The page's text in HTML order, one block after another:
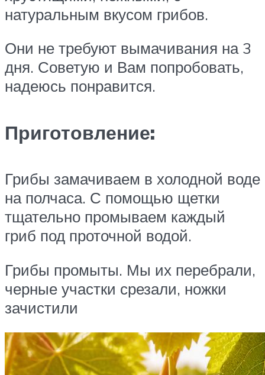
натуральным вкусом грибов.
Они не требуют вымачивания на 3
дня. Советую и Вам попробовать,
надеюсь понравится.
Приготовление:
Грибы замачиваем в холодной воде
на полчаса. С помощью щетки
тщательно промываем каждый
гриб под проточной водой.
Грибы промыты. Мы их перебрали,
черные участки срезали, ножки
зачистили